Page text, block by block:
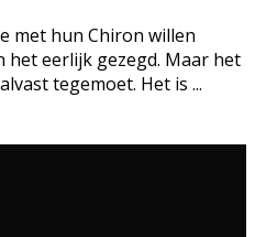
met hun Chiron willen
het eerlijk gezegd. Maar het
tegemoet. Het is ...